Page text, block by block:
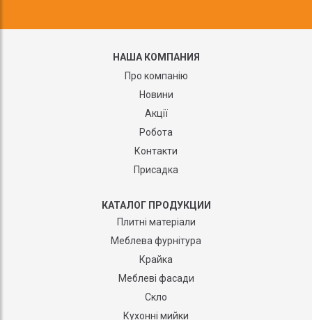
НАША КОМПАНИЯ
Про компанію
Новини
Акції
Робота
Контакти
Присадка
КАТАЛОГ ПРОДУКЦИИ
Плитні матеріали
Меблева фурнітура
Крайка
Меблеві фасади
Скло
Кухонні мийки